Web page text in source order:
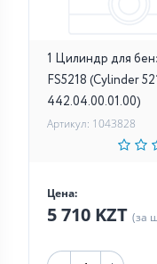
1 Цилиндр для
FS5218 (Cylinder
442.04.00.01.00)
Артикул: 1043828
Цена:
5 710 KZT (за